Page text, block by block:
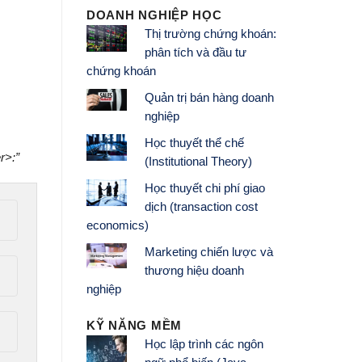
DOANH NGHIỆP HỌC
Thị trường chứng khoán:
phân tích và đầu tư
chứng khoán
Quản trị bán hàng doanh
nghiệp
Học thuyết thể chế
(Institutional Theory)
Học thuyết chi phí giao
dịch (transaction cost
economics)
Marketing chiến lược và
thương hiệu doanh
nghiệp
KỸ NĂNG MỀM
Học lập trình các ngôn